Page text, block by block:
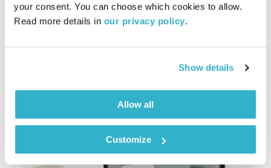
your consent. You can choose which cookies to allow.
Read more details in our privacy policy.
Show details
Allow all
Customize
דדי יצחייק יוצא למסע מוזיקלי בן שעה, עם מוזיקה טובה מאז ועד
אודיו